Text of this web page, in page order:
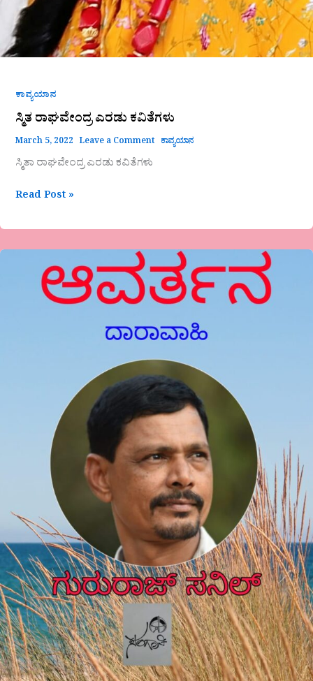
ಕಾವ್ಯಯಾನ
ಸ್ಮಿತ ರಾಘವೇಂದ್ರ ಎರಡು ಕವಿತೆಗಳು
March 5, 2022 Leave a Comment ಕಾವ್ಯಯಾನ
ಸ್ಮಿತಾ ರಾಘವೇಂದ್ರ ಎರಡು ಕವಿತೆಗಳು
Read Post »